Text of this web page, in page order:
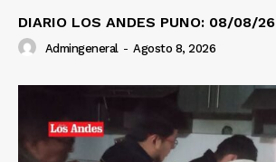
DIARIO LOS ANDES PUNO: 08/08/26
Admingeneral - Agosto 8, 2026